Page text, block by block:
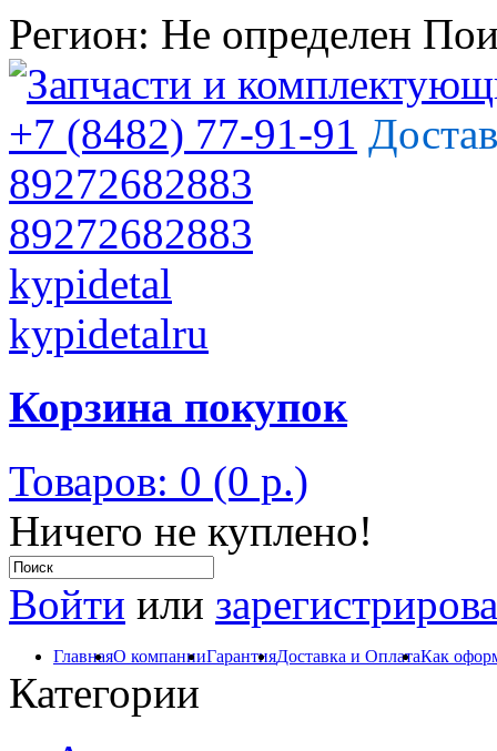
Регион: Не определен
+7 (8482) 77-91-91
89272682883
89272682883
kypidetal
kypidetalru
Корзина покупок
Товаров: 0 (0 р.)
Ничего не куплено!
Войти или
ГлавнаяО компанииГарантияДоставка и ОплатаКак
Категории